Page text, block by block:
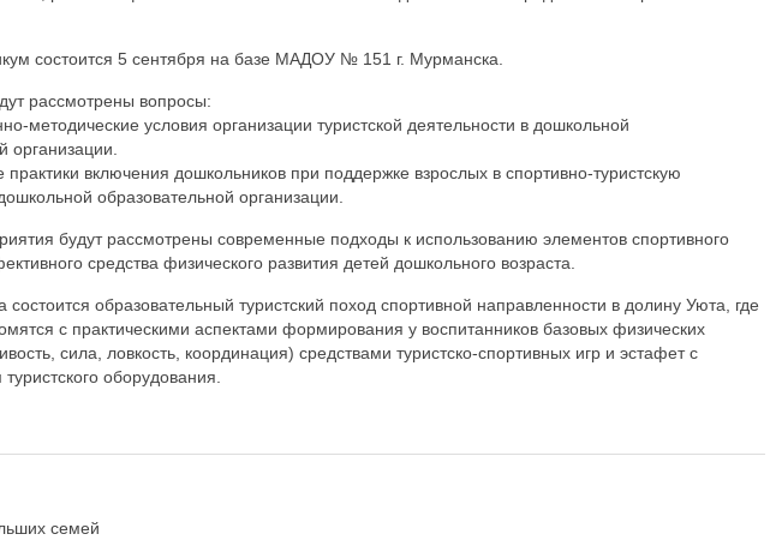
состоится 5 сентября на базе МАДОУ № 151 г. Мурманска.
рассмотрены вопросы:
методические условия организации туристской деятельности в дошкольной
организации.
включения дошкольников при поддержке взрослых в спортивно-туристскую
образовательной организации.
будут рассмотрены современные подходы к использованию элементов спортивного
средства физического развития детей дошкольного возраста.
образовательный туристский поход спортивной направленности в долину Уюта, где
с практическими аспектами формирования у воспитанников базовых физических
сила, ловкость, координация) средствами туристско-спортивных игр и эстафет с
оборудования.
семей